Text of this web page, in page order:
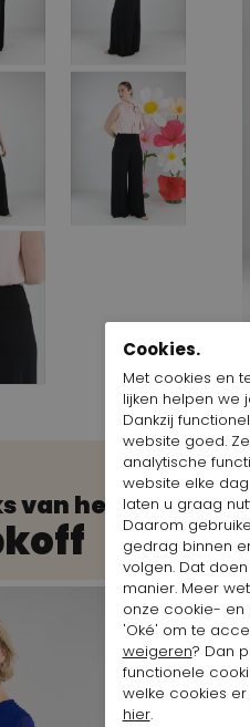
van het merk
Cookies.
Met cookies en
lijken helpen we
Dankzij
website goed.
analytische
website elke
laten u graag
Daarom
gedrag binnen
volgen. Dat
manier. Meer
onze cookie- en
'Oké' om te
weigeren? Dan
functionele
welke cookies
hier.